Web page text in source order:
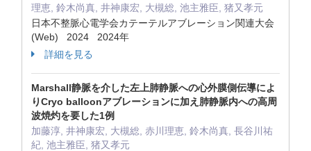
理恵, 鈴木尚真, 井神康宏, 大槻総, 池主雅臣, 猪又孝元
日本不整脈心電学会カテーテルアブレーション関連大会
(Web) 2024 2024年
詳細を見る
Marshall静脈を介した左上肺静脈への心外膜側伝導によ
りCryo balloonアブレーションに加え肺静脈内への高周
波焼灼を要した1例
加藤淳, 井神康宏, 大槻総, 赤川理恵, 鈴木尚真, 長谷川祐
紀, 池主雅臣, 猪又孝元